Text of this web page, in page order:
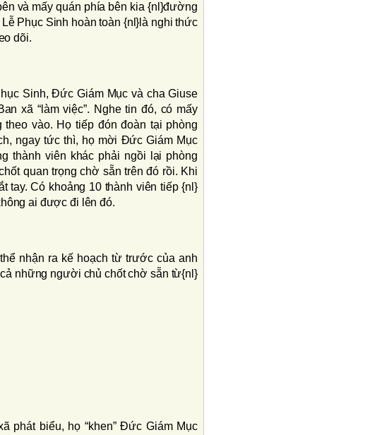
và mấy quán phía bên kia {nl}đường
Phục Sinh hoàn toàn {nl}là nghi thức
dõi.
Sinh, Ðức Giám Mục và cha Giuse
xã “làm việc”. Nghe tin đó, có mấy
vào. Họ tiếp đón đoàn tại phòng
ngay tức thì, họ mời Ðức Giám Mục
thành viên khác phải ngồi lại phòng
quan trọng chờ sẵn trên đó rồi. Khi
tay. Có khoảng 10 thành viên tiếp {nl}
ai được đi lên đó.
nhận ra kế hoạch từ trước của anh
những người chủ chốt chờ sẵn từ{nl}
phát biểu, họ “khen” Ðức Giám Mục